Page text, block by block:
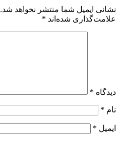
نشانی ایمیل شما منتشر نخواهد شد.
علامت‌گذاری شده‌اند *
دیدگاه *
نام *
ایمیل *